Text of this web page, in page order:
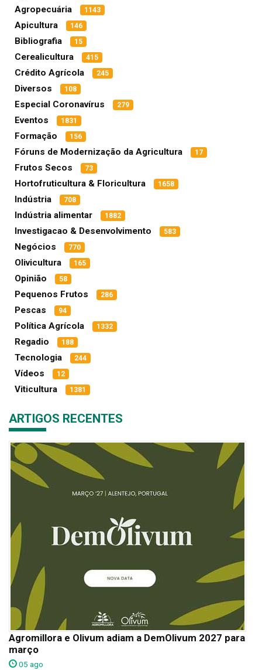
Agropecuária 1143
Apicultura 146
Bibliografia 15
Cerealicultura 415
Crédito Agrícola 245
Diversos 108
Especial Coronavírus 279
Eventos 1831
Formação 156
Fóruns de Modernização da Agricultura 17
Frutos Secos 73
Hortofruticultura & Floricultura 1658
Indústria 708
Indústria alimentar 1882
Investigacao & Desenvolvimento 583
Negócios 770
Olivicultura 165
Opinião 58
Pequenos Frutos 286
Pescas 94
Política Agrícola 1332
Regadio 188
Tecnologia 244
Vídeos 12
Viticultura 1381
ARTIGOS RECENTES
Agromillora e Olivum adiam a DemOlivum 2027 para
março
05 ago